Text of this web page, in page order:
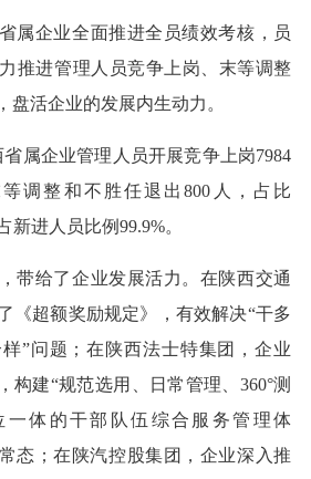
属企业全面推进全员绩效考核，员
推进管理人员竞争上岗、末等调整
盘活企业的发展内生动力。
属企业管理人员开展竞争上岗7984
等调整和不胜任退出800人，占比
新进人员比例99.9%。
带给了企业发展活力。在陕西交通
《超额奖励规定》，有效解决“干多
”问题；在陕西法士特集团，企业
构建“规范选用、日常管理、360°测
一体的干部队伍综合服务管理体
态；在陕汽控股集团，企业深入推